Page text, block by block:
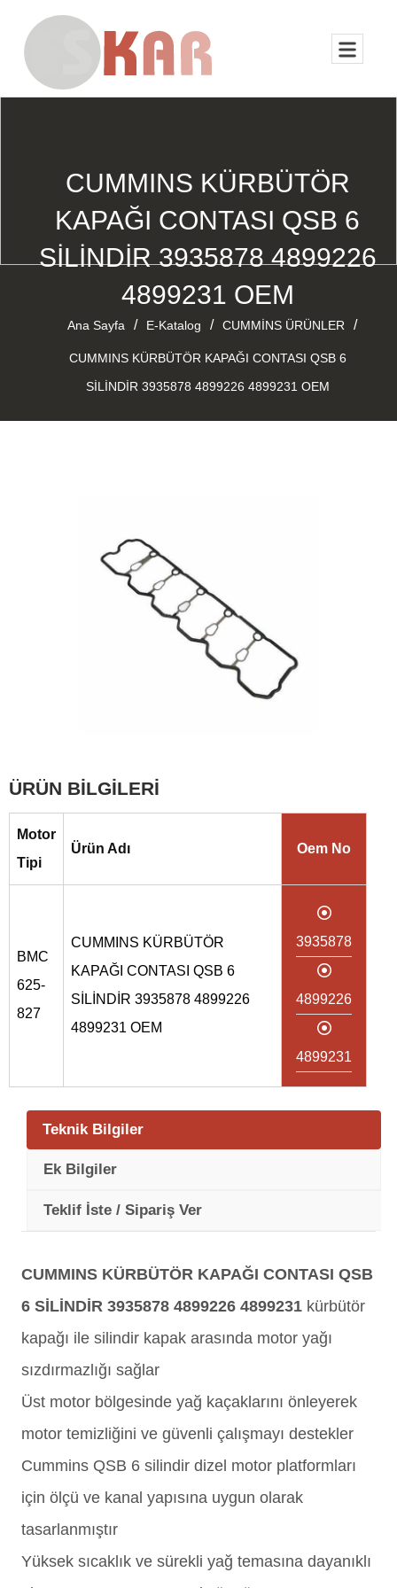
CUMMINS KÜRBÜTÖR
KAPAĞI CONTASI QSB 6
SİLİNDİR 3935878 4899226
4899231 OEM
Ana Sayfa / E-Katalog / CUMMİNS ÜRÜNLER /
CUMMINS KÜRBÜTÖR KAPAĞI CONTASI QSB 6
SİLİNDİR 3935878 4899226 4899231 OEM
ÜRÜN BİLGİLERİ
Motor
Tipi
Ürün Adı Oem No
BMC
625-
827
CUMMINS KÜRBÜTÖR
KAPAĞI CONTASI QSB 6
SİLİNDİR 3935878 4899226
4899231 OEM
3935878
4899226
4899231
Teknik Bilgiler
Ek Bilgiler
Teklif İste / Sipariş Ver
CUMMINS KÜRBÜTÖR KAPAĞI CONTASI QSB
6 SİLİNDİR 3935878 4899226 4899231 kürbütör
kapağı ile silindir kapak arasında motor yağı
sızdırmazlığı sağlar
Üst motor bölgesinde yağ kaçaklarını önleyerek
motor temizliğini ve güvenli çalışmayı destekler
Cummins QSB 6 silindir dizel motor platformları
için ölçü ve kanal yapısına uygun olarak
tasarlanmıştır
Yüksek sıcaklık ve sürekli yağ temasına dayanıklı